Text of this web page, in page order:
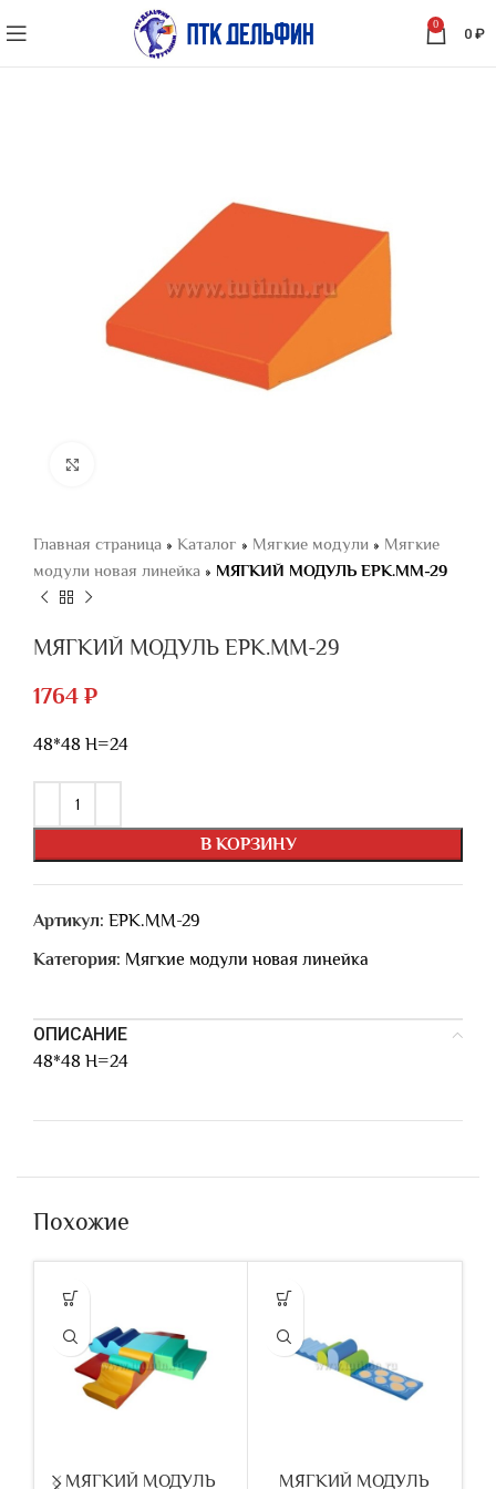
0
0 ₽
Главная страница » Каталог » Мягкие модули » Мягкие
модули новая линейка » МЯГКИЙ МОДУЛЬ ЕРК.ММ-29
МЯГКИЙ МОДУЛЬ ЕРК.ММ-29
1764 ₽
48*48 H=24
В КОРЗИНУ
Артикул: ЕРК.ММ-29
Категория: Мягкие модули новая линейка
ОПИСАНИЕ
48*48 H=24
Похожие
МЯГКИЙ МОДУЛЬ МЯГКИЙ МОДУЛЬ